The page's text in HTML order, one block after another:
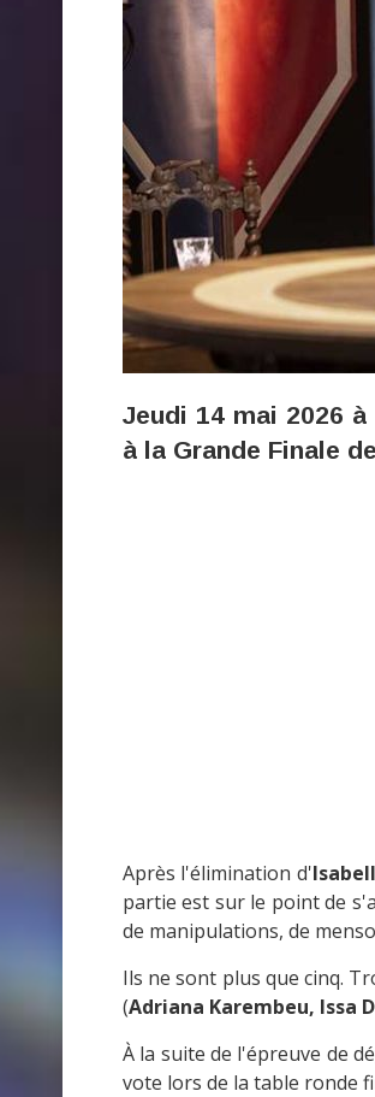
Jeudi 14 mai 2026
à la Grande Finale
Après l'élimination d'
partie est sur le point de
de manipulations, de
Ils ne sont plus que cinq.
(Adriana Karembeu, Issa
À la suite de l'épreuve de
vote lors de la table ronde